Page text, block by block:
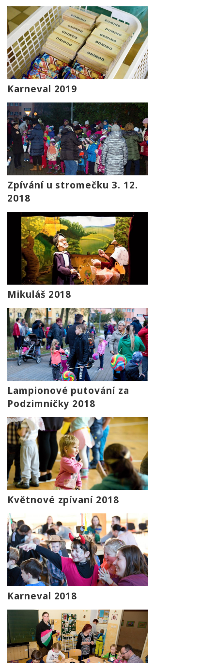
Karneval 2019
Zpívání u stromečku 3. 12.
2018
Mikuláš 2018
Lampionové putování za
Podzimníčky 2018
Květnové zpívaní 2018
Karneval 2018